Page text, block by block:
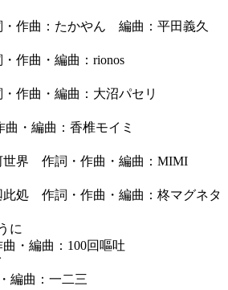
作曲：たかやん 編曲：平田義久
作曲・編曲：rionos
作曲・編曲：大沼パセリ
・編曲：香椎モイミ
世界 作詞・作曲・編曲：MIMI
此処 作詞・作曲・編曲：柊マグネタ
に
・編曲：100回嘔吐
編曲：一二三